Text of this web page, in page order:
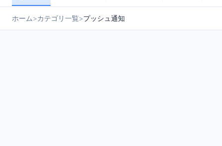
ホーム>カテゴリ一覧>プッシュ通知